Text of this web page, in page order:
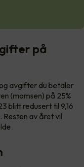
på
avgifter du betaler
(momsen) på 25%
blitt redusert til 9,16
av året vil